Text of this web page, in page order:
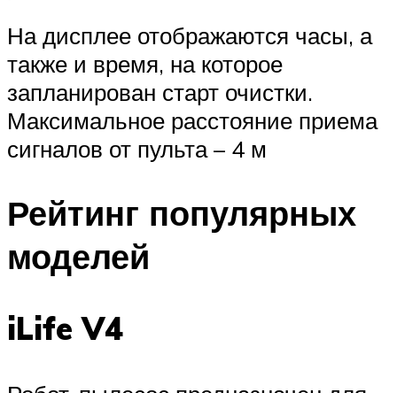
На дисплее отображаются часы, а
также и время, на которое
запланирован старт очистки.
Максимальное расстояние приема
сигналов от пульта – 4 м
Рейтинг популярных
моделей
iLife V4